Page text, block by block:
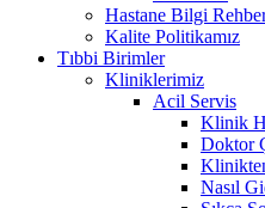
Hastane Bilgi
Kalite Politikamız
Tıbbi Birimler
Kliniklerimiz
Acil Servis
Klinik
Doktor
Nasıl